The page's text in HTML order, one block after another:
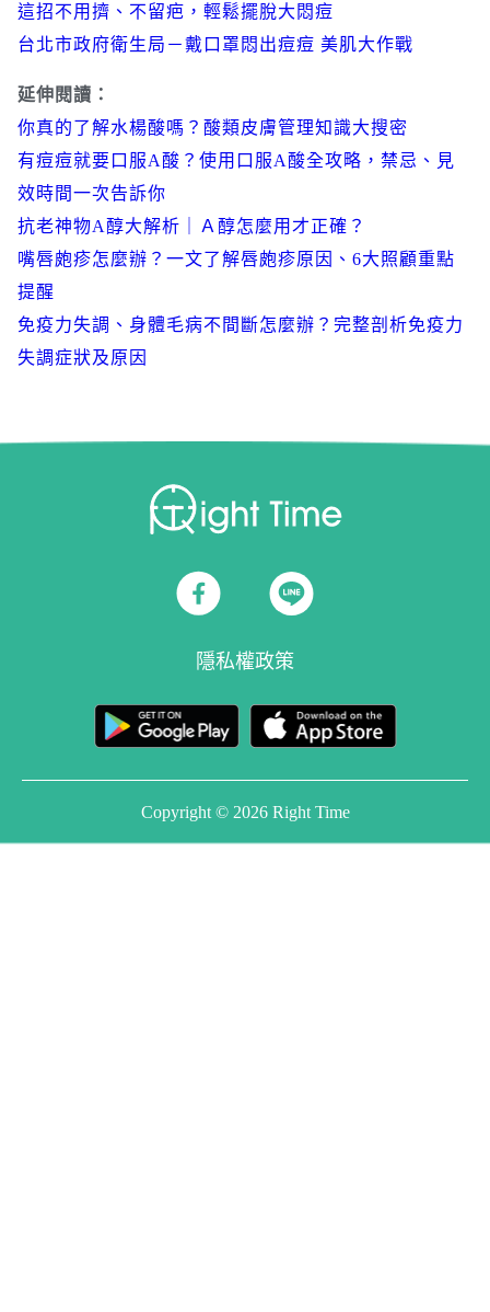
這招不用擠、不留疤，輕鬆擺脫大悶痘
台北市政府衛生局－戴口罩悶出痘痘 美肌大作戰
延伸閱讀：
你真的了解水楊酸嗎？酸類皮膚管理知識大搜密
有痘痘就要口服A酸？使用口服A酸全攻略，禁忌、見
效時間一次告訴你
抗老神物A醇大解析｜Ａ醇怎麼用才正確？
嘴唇皰疹怎麼辦？一文了解唇皰疹原因、6大照顧重點
提醒
免疫力失調、身體毛病不間斷怎麼辦？完整剖析免疫力
失調症狀及原因
隱私權政策
Copyright © 2026 Right Time